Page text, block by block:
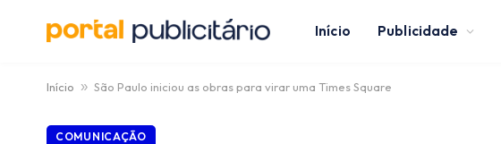
Início Publicidade
Início » São Paulo iniciou as obras para virar uma Times Square
COMUNICAÇÃO